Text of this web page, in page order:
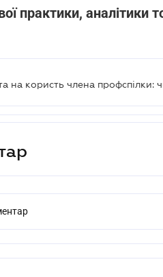
практики, аналітики
на користь члена